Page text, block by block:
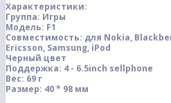
Характеристики:
Группа: Игры
Модель: F1
Совместимость: для Nokia,
Ericsson, Samsung, iPod
Черный цвет
Поддержка: 4 - 6.5inch sellphone
Вес: 69 г
Размер: 40 * 98 мм